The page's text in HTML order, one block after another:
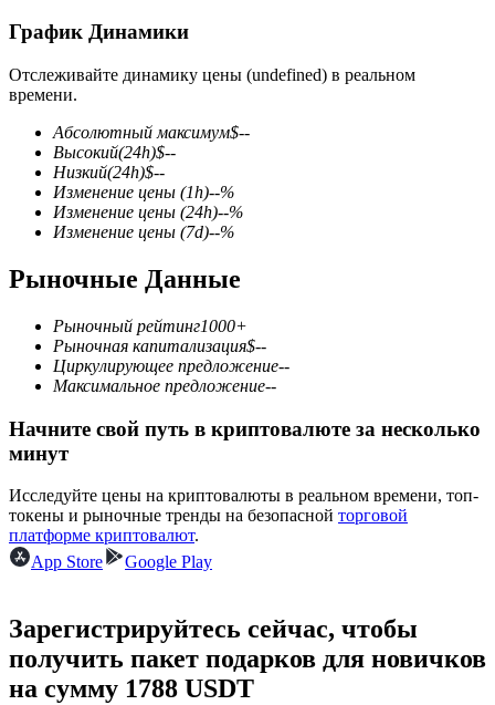
Фьючерсы на COIN-M
Криптовалютные фьючерсы
TradFi
Деривативы на акции, форекс, драгоценные металлы и
сырьевые товары
USDC фьючерсы
Фьючерсы с использованием USDC в качестве
График Динамики
Отслеживайте динамику цены (undefined) в реальном
времени.
Абсолютный максимум$--
Высокий(24h)$--
Низкий(24h)$--
Изменение цены (1h)--%
Изменение цены (24h)--%
Изменение цены (7d)--%
Рыночные Данные
Рыночный рейтинг1000+
Рыночная капитализация$--
Циркулирующее предложение--
Максимальное предложение--
Начните свой путь в криптовалюте за несколько
минут
Исследуйте цены на криптовалюты в реальном времени, топ-
токены и рыночные тренды на безопасной торговой
платформе криптовалют.
App Store
Google Play
Зарегистрируйтесь сейчас, чтобы
получить пакет подарков для новичков
на сумму 1788 USDT